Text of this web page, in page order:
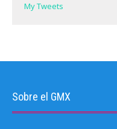
My Tweets
Sobre el GMX